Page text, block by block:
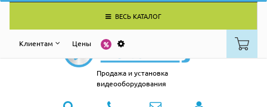
ВЕСЬ КАТАЛОГ
Клиентам Цены
Продажа и установка
видеооборудования